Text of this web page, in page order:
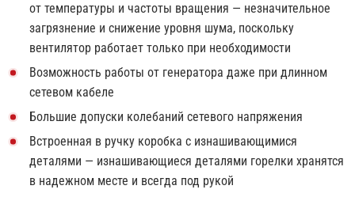
от температуры и частоты вращения — незначительное
загрязнение и снижение уровня шума, поскольку
вентилятор работает только при необходимости
Возможность работы от генератора даже при длинном
сетевом кабеле
Большие допуски колебаний сетевого напряжения
Встроенная в ручку коробка с изнашивающимися
деталями — изнашивающиеся деталями горелки хранятся
в надежном месте и всегда под рукой